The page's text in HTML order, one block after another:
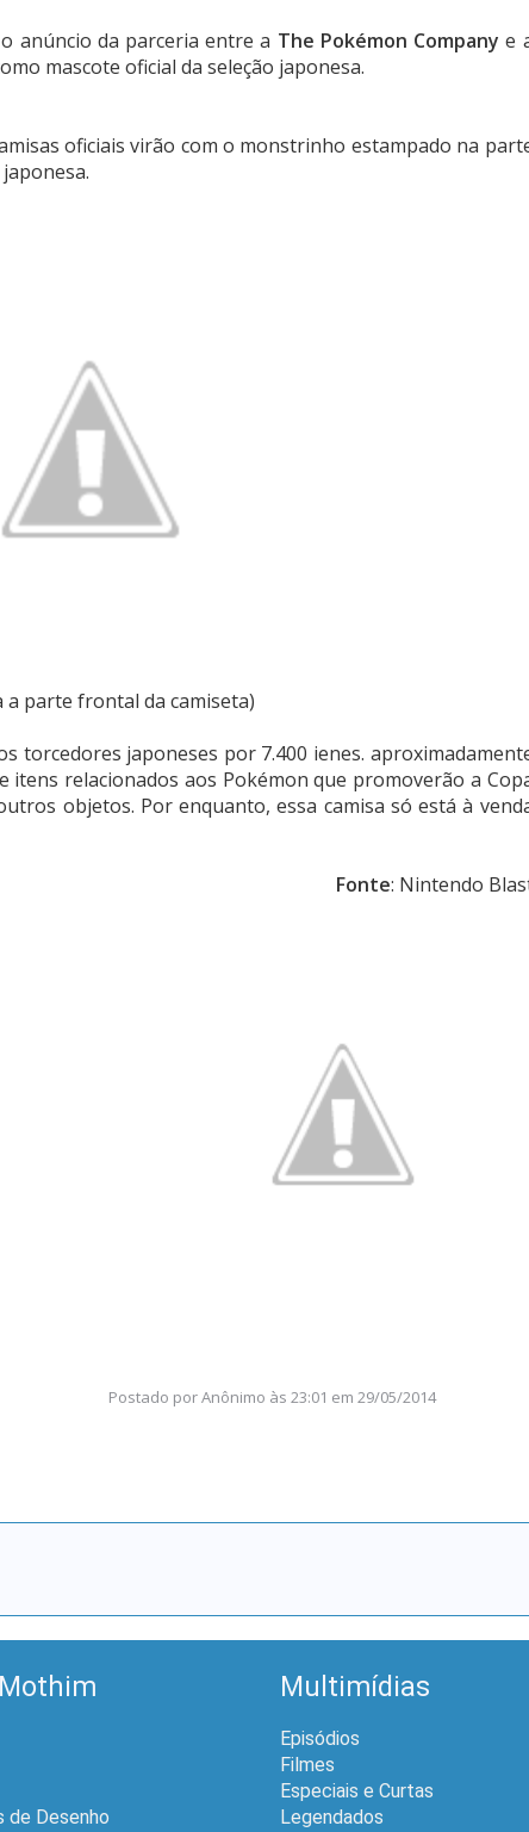
anúncio da parceria entre a The Pokémon Companye
mascote oficial da seleção japonesa.
oficiais virão com o monstrinho estampado na
a parte frontal da camiseta)
torcedores japoneses por 7.400 ienes.
itens relacionados aos Pokémon que promoverão a
objetos. Por enquanto, essa camisa só está à
Fonte: Nintendo
Postado porAnônimo às 23:01 em 29/05/2014
de Desenho
Multimídias
Episódios
Filmes
Especiais e Curtas
Legendados